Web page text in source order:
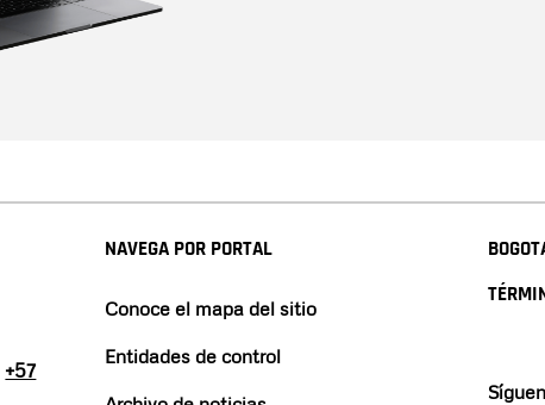
+57
NAVEGA POR PORTAL
Conoce el mapa del sitio
Entidades de control